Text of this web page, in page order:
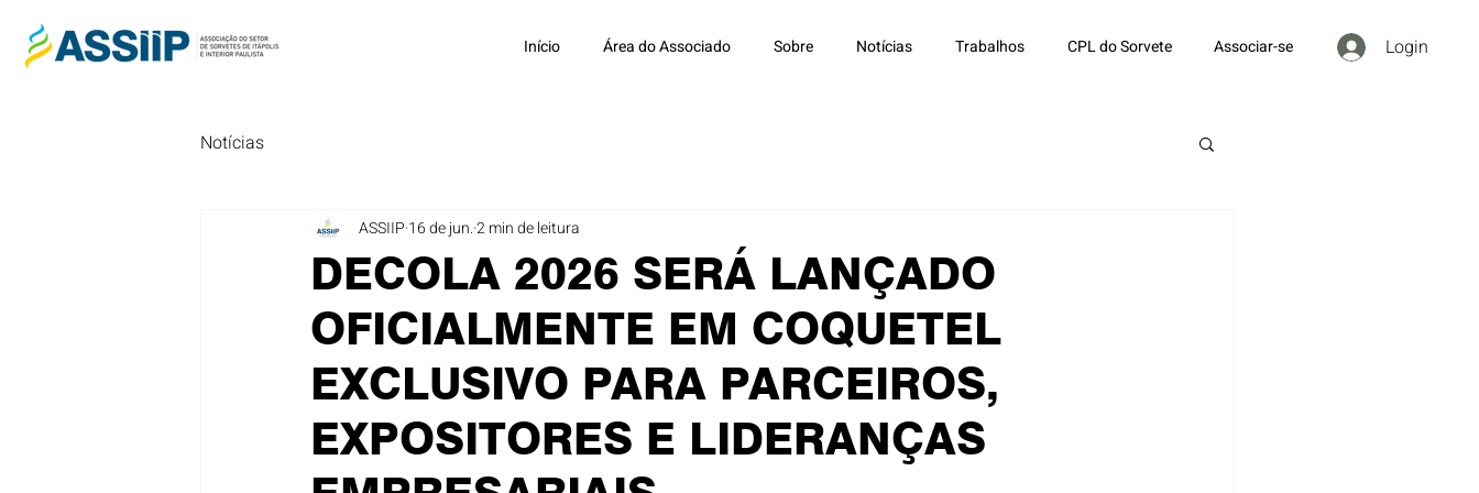
Início Área do Associado Sobre Notícias Trabalhos CPL do Sorvete Associar-se Login
Notícias
DECOLA 2026 SERÁ LANÇADO
OFICIALMENTE EM COQUETEL
EXCLUSIVO PARA PARCEIROS,
EXPOSITORES E LIDERANÇAS
ASSIIP 16 de jun.2 min de leitura